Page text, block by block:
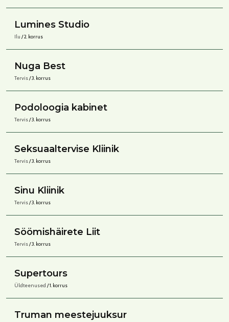
Lumines Studio
Ilu / 2. korrus
Nuga Best
Tervis/ 3. korrus
Podoloogia kabinet
Tervis/ 3. korrus
Seksuaaltervise Kliinik
Tervis/ 3. korrus
Sinu Kliinik
Tervis/ 3. korrus
Söömishäirete Liit
Tervis/ 3. korrus
Supertours
Üldteenused / 1. korrus
Truman meestejuuksur